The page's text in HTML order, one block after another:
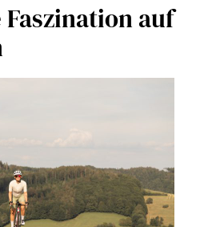
Faszination auf